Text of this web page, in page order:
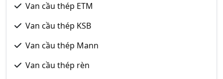
Van cầu thép ETM
Van cầu thép KSB
Van cầu thép Mann
Van cầu thép rèn